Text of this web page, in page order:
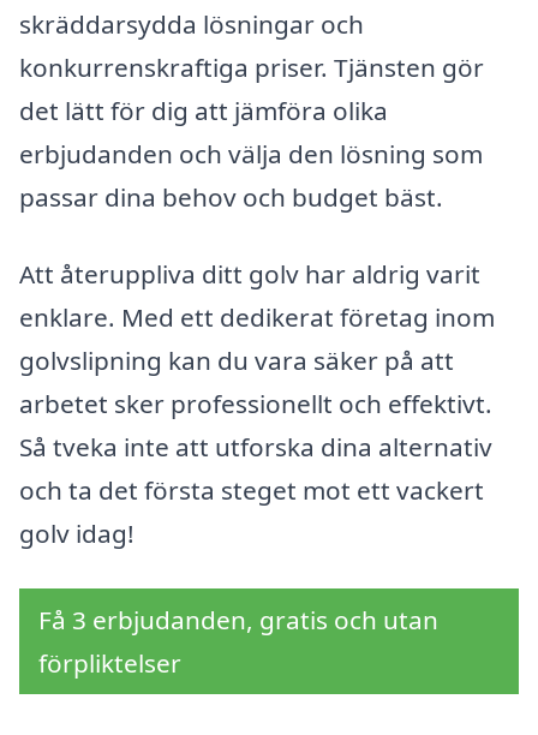
skräddarsydda lösningar och
konkurrenskraftiga priser. Tjänsten gör
det lätt för dig att jämföra olika
erbjudanden och välja den lösning som
passar dina behov och budget bäst.
Att återuppliva ditt golv har aldrig varit
enklare. Med ett dedikerat företag inom
golvslipning kan du vara säker på att
arbetet sker professionellt och effektivt.
Så tveka inte att utforska dina alternativ
och ta det första steget mot ett vackert
golv idag!
Få 3 erbjudanden, gratis och utan
förpliktelser